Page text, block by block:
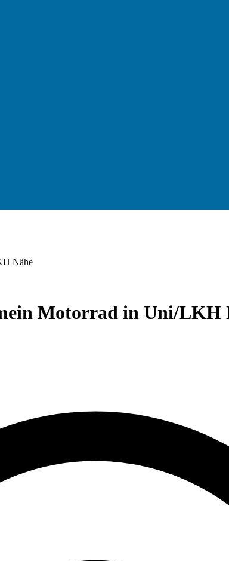
Nähe
Motorrad in Uni/LKH